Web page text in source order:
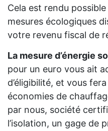
Cela est rendu
mesures écologiques
votre revenu fiscal de
La mesure d’énergie
pour un euro vous ait
d’éligibilité, et vous
économies de
par nous, société
l’isolation, un gage de